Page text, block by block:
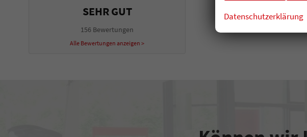
SEHR GUT
156 Bewertungen
Alle Bewertungen anzeigen >
Datenschutzerklärung